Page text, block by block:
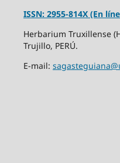
ISSN: 2955-814X (En
Herbarium Truxillense
Trujillo, PERÚ.
E-mail: